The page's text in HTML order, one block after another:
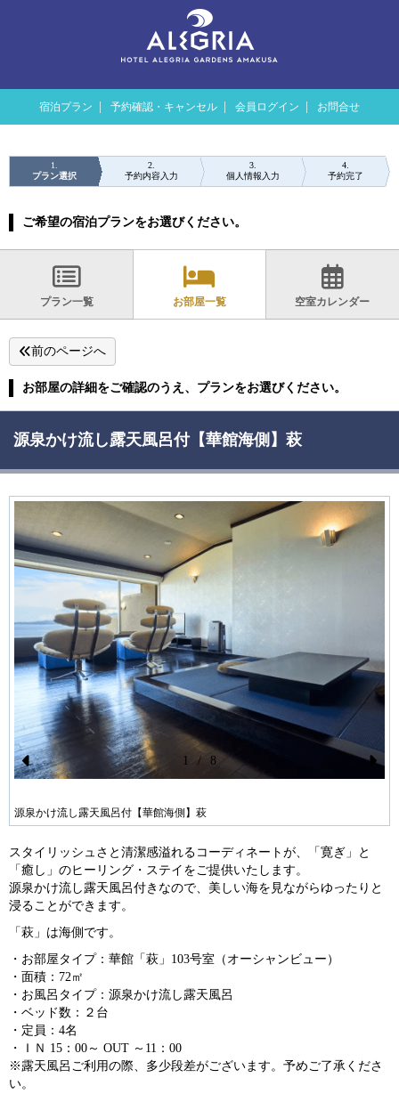
宿泊プラン 予約確認・キャンセル 会員ログイン お問合せ
1
プラン選択
2
予約内容入力
3
個人情報入力
4
予約完了
ご希望の宿泊プランをお選びください。
プラン一覧 お部屋一覧 空室カレンダー
前のページへ
お部屋の詳細をご確認のうえ、プランをお選びください。
源泉かけ流し露天風呂付【華館海側】萩
Pr
ev
us
源泉かけ流し露天風呂付【華館海側】萩
N
1 / 8
スタイリッシュさと清潔感溢れるコーディネートが、「寛ぎ」と
「癒し」のヒーリング・ステイをご提供いたします。
源泉かけ流し露天風呂付きなので、美しい海を見ながらゆったりと
浸ることができます。
「萩」は海側です。
・お部屋タイプ：華館「萩」103号室（オーシャンビュー）
・面積：72㎡
・お風呂タイプ：源泉かけ流し露天風呂
・ベッド数：２台
・定員：4名
・ＩＮ 15：00～ OUT ～11：00
※露天風呂ご利用の際、多少段差がございます。予めご了承くださ
い。